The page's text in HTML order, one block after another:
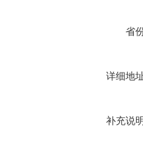
省
详细地
补充说